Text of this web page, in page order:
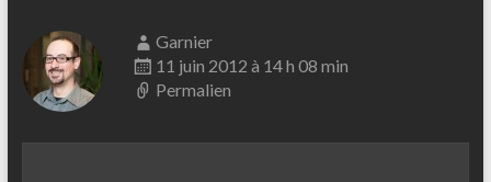
Garnier
11 juin 2012 à 14 h 08 min
Permalien